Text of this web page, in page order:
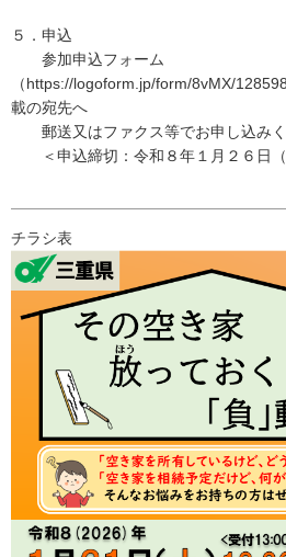
５．申込
参加申込フォーム
（https://logoform.jp/form/8vMX/
載の宛先へ
郵送又はファクス等でお申し込みく
＜申込締切：令和８年１月２６日（
チラシ表